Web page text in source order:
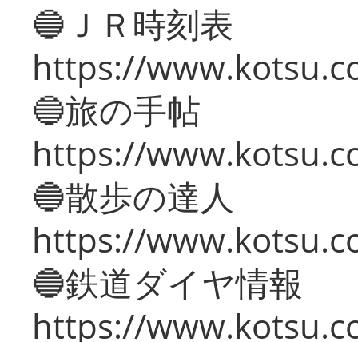
🔵ＪＲ時刻表
https://
🔵旅の手帖
https://
🔵散歩の達人
https://
🔵鉄道ダイヤ情報
https://